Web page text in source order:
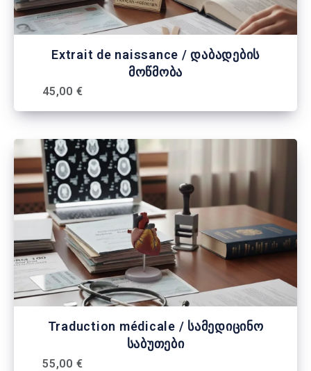
Extrait de naissance / დაბადების
მოწმობა
45,00 €
Traduction médicale / სამედიცინო
საბუთები
55,00 €